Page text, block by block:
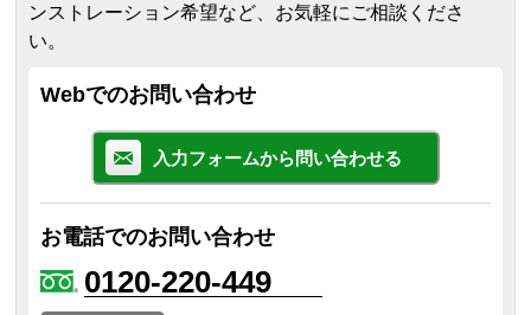
ンストレーション希望など、お気軽にご相談くださ
い。
Webでのお問い合わせ
入力フォームから問い合わせる
お電話でのお問い合わせ
0120-220-449